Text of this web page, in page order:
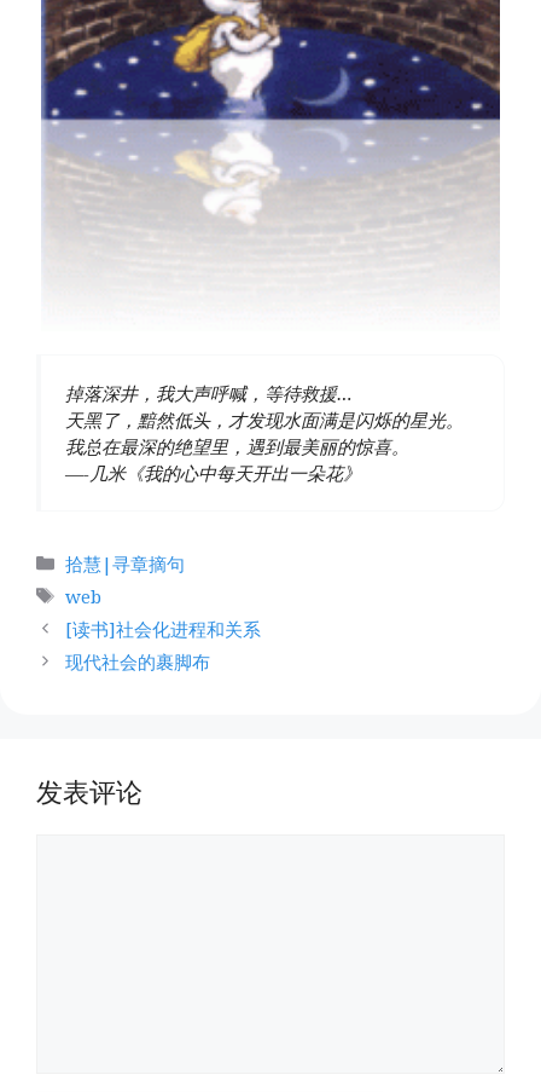
掉落深井，我大声呼喊，等待救援…
天黑了，黯然低头，才发现水面满是闪烁的星光。
我总在最深的绝望里，遇到最美丽的惊喜。
—-几米《我的心中每天开出一朵花》
分
拾慧|寻章摘句
标
签
web
[读书]社会化进程和关系
现代社会的裹脚布
发表评论